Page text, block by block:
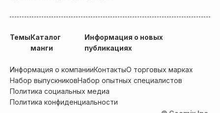
ТемыКаталог
манги
Информация о новых
публикациях
Информация о компанииКонтактыО торговых марках
Набор выпускниковНабор опытных специалистов
Политика социальных медиа
Политика конфиденциальности